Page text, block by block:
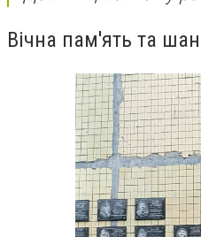
Вічна пам'ять та